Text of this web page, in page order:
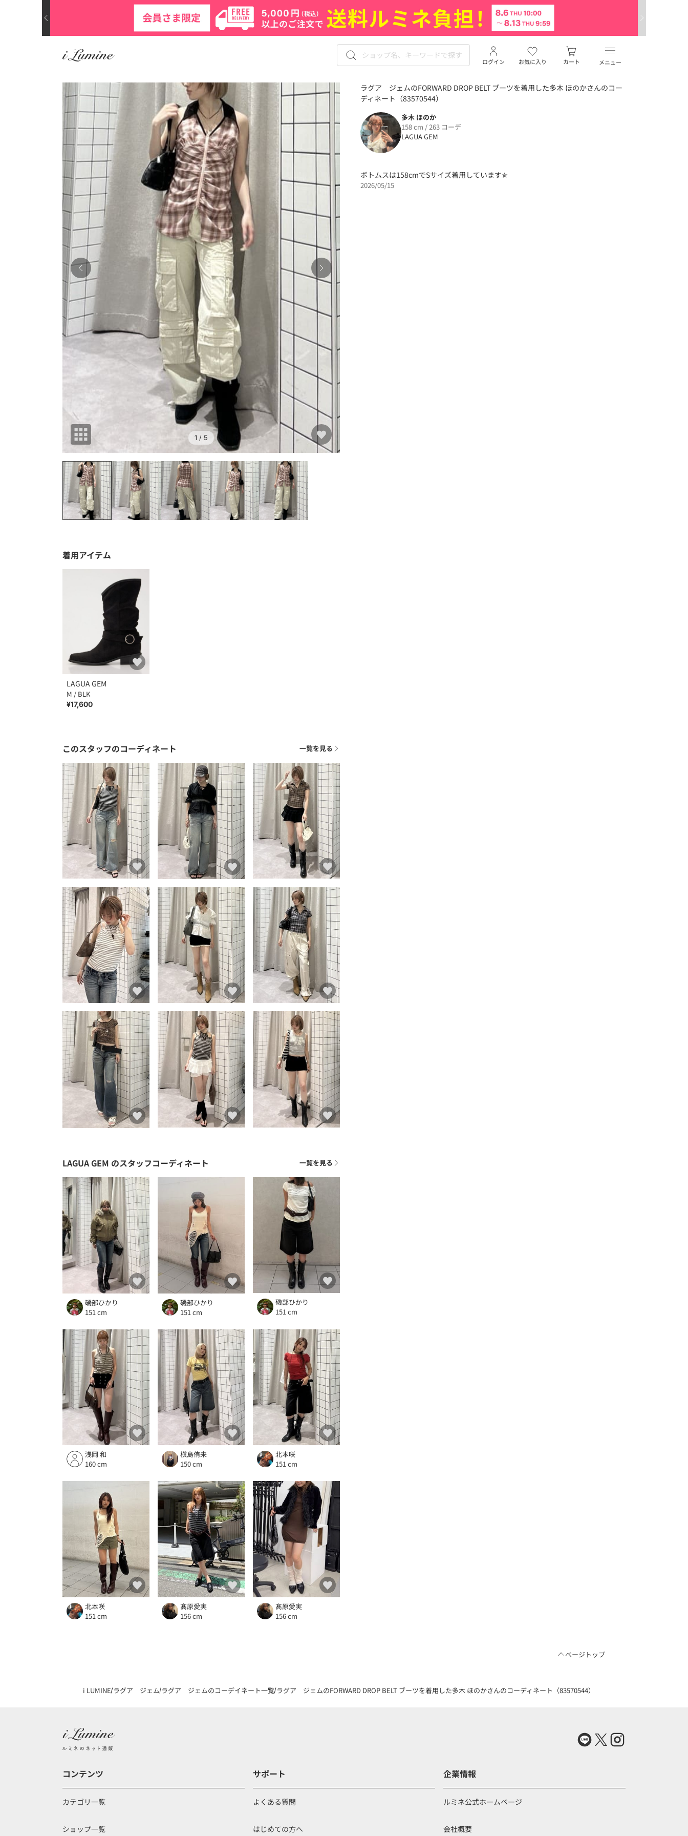
メニュー
お気に入り
ログイン カート
1 / 5
ラグア ジェムのFORWARD DROP BELT ブーツを着用した多木 ほのかさんのコー
ディネート（83570544）
多木 ほのか
158 cm / 263 コーデ
LAGUA GEM
ボトムスは158cmでSサイズ着用しています✮
2026/05/15
着用アイテム
LAGUA GEM
M / BLK
¥17,600
このスタッフのコーディネート 一覧を見る
LAGUA GEM のスタッフコーディネート 一覧を見る
磯部ひかり
151 cm
磯部ひかり
151 cm
磯部ひかり
151 cm
浅岡 和
160 cm
槇島侑来
150 cm
北本咲
151 cm
北本咲
151 cm
髙原愛実
156 cm
髙原愛実
156 cm
ページトップ
i LUMINEラグア ジェム ラグア ジェムのコーデイネート一覧ラグア ジェムのFORWARD DROP BELT ブーツを着用した多木 ほのかさんのコーディネート（83570544）
コンテンツ
カテゴリ一覧
ショップ一覧
サポート
よくある質問
はじめての方へ
企業情報
ルミネ公式ホームページ
会社概要